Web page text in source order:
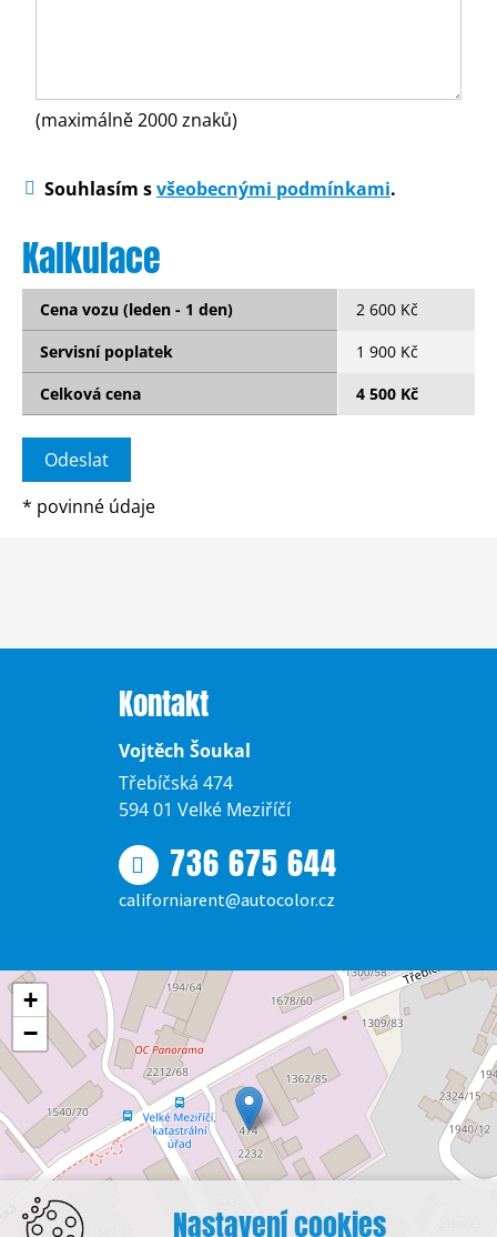
(maximálně 2000 znaků)
Souhlasím svšeobecnými podmínkami.
Kalkulace
Cena vozu (leden - 1 den)
2 600 Kč
Servisní poplatek
1 900 Kč
Celková cena
4 500 Kč
* povinné údaje
Kontakt
Vojtěch Šoukal
Třebíčská 474
594 01 Velké Meziříčí
736 675 644
californiarent@autocolor.cz
+
−
Nastavení cookies